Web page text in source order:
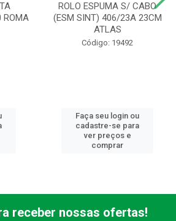
ROMA
ROLO ESPUMA S/ CABO
(ESM SINT) 406/23A 23CM
ATLAS
Código: 19492
Faça seu login ou
cadastre-se para
ver preços e
comprar
receber nossas ofertas!